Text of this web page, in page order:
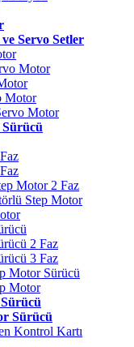
Servo Setler
Motor
Motor
Motor
Motor 2 Faz
Step Motor
2 Faz
3 Faz
Motor Sürücü
Motor
Sürücü
Kontrol Kartı